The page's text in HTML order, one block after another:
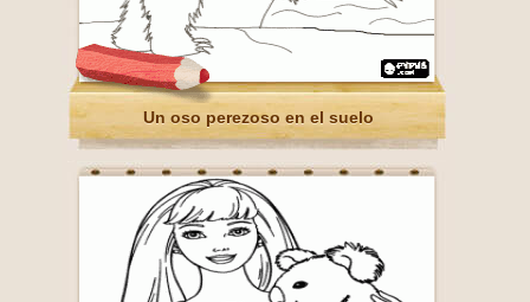
Un oso perezoso en el suelo